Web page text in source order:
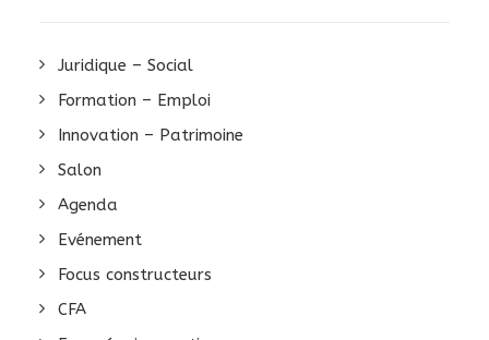
Juridique – Social
Formation – Emploi
Innovation – Patrimoine
Salon
Agenda
Evénement
Focus constructeurs
CFA